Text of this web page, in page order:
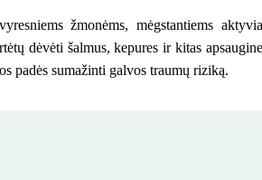
žmonėms, mėgstantiems
dėvėti šalmus, kepures ir kitas
padės sumažinti galvos traumų riziką.